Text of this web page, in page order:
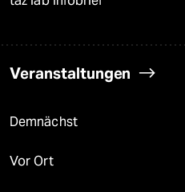
Veranstaltungen
Demnächst
Vor Ort